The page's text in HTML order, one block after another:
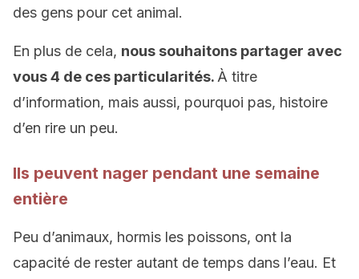
des gens pour cet animal.
En plus de cela, nous souhaitons partager avec
vous 4 de ces particularités. À titre
d’information, mais aussi, pourquoi pas, histoire
d’en rire un peu.
Ils peuvent nager pendant une semaine
entière
Peu d’animaux, hormis les poissons, ont la
capacité de rester autant de temps dans l’eau. Et